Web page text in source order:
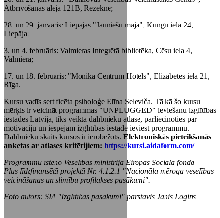
Atbrīvošanas aleja 121B, Rēzekne;
28. un 29. janvāris: Liepājas "Jauniešu māja", Kungu iela 24,
Liepāja;
3. un 4. februāris: Valmieras Integrētā bibliotēka, Cēsu iela 4,
Valmiera;
17. un 18. februāris: "Monika Centrum Hotels", Elizabetes iela 21,
Rīga.
Kursu vadīs sertificēta psiholoģe Elīna Seleviča. Tā kā šo kursu
mērķis ir veicināt programmas "UNPLUGGED" ieviešanu izglītības
iestādēs Latvijā, tiks veikta dalībnieku atlase, pārliecinoties par
motivāciju un iespējām izglītības iestādē ieviest programmu.
Dalībnieku skaits kursos ir ierobežots. Elektroniskās pieteikšanās
anketas ar atlases kritērijiem: https://kursi.aidaform.com/
Programmu īsteno Veselības ministrija Eiropas Sociālā fonda
Plus līdzfinansētā projektā Nr. 4.1.2.1 "Nacionāla mēroga veselības
veicināšanas un slimību profilakses pasākumi".
Foto autors: SIA "Izglītības pasākumi" pārstāvis Jānis Logins